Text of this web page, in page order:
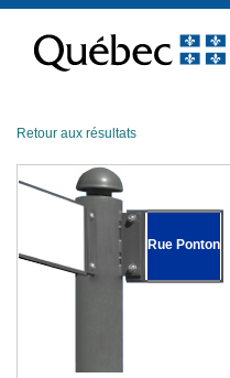
contenu
Retour aux résultats
Rue Ponton